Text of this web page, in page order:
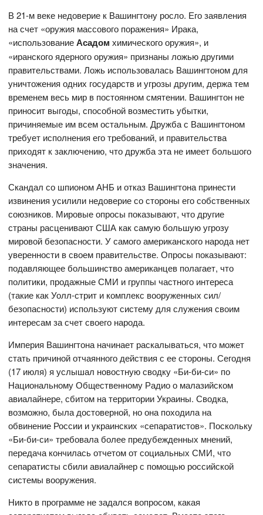
В 21-м веке недоверие к Вашингтону росло. Его заявления
на счет «оружия массового поражения» Ирака,
«использованиеАсадом химического оружия», и
«иранского ядерного оружия» признаны ложью другими
правительствами. Ложь использовалась Вашингтоном для
уничтожения одних государств и угрозы другим, держа тем
временем весь мир в постоянном смятении. Вашингтон не
приносит выгоды, способной возместить убытки,
причиняемые им всем остальным. Дружба с Вашингтоном
требует исполнения его требований, и правительства
приходят к заключению, что дружба эта не имеет большого
значения.
Скандал со шпионом АНБ и отказ Вашингтона принести
извинения усилили недоверие со стороны его собственных
союзников. Мировые опросы показывают, что другие
страны расценивают США как самую большую угрозу
мировой безопасности. У самого американского народа нет
уверенности в своем правительстве. Опросы показывают:
подавляющее большинство американцев полагает, что
политики, продажные СМИ и группы частного интереса
(такие как Уолл-стрит и комплекс вооруженных сил/
безопасности) используют систему для служения своим
интересам за счет своего народа.
Империя Вашингтона начинает раскалываться, что может
стать причиной отчаянного действия с ее стороны. Сегодня
(17 июля) я услышал новостную сводку «Би-би-си» по
Национальному Общественному Радио о малазийском
авиалайнере, сбитом на территории Украины. Сводка,
возможно, была достоверной, но она походила на
обвинение России и украинских «сепаратистов». Поскольку
«Би-би-си» требовала более предубежденных мнений,
передача кончилась отчетом от социальных СМИ, что
сепаратисты сбили авиалайнер с помощью российской
системы вооружения.
Никто в программе не задался вопросом, какая